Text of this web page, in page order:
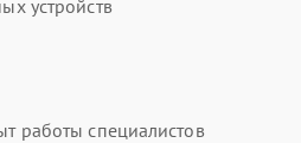
устройств
работы специалистов